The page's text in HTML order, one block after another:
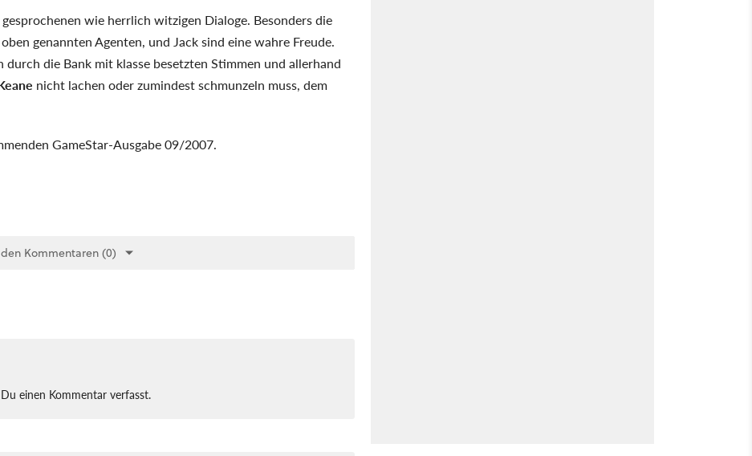
wie herrlich witzigen Dialoge. Besonders die
genannten Agenten, und Jack sind eine wahre Freude.
die Bank mit klasse besetzten Stimmen und allerhand
nicht lachen oder zumindest schmunzeln muss, dem
GameStar-Ausgabe 09/2007.
Kommentaren (0)
einen Kommentar verfasst.